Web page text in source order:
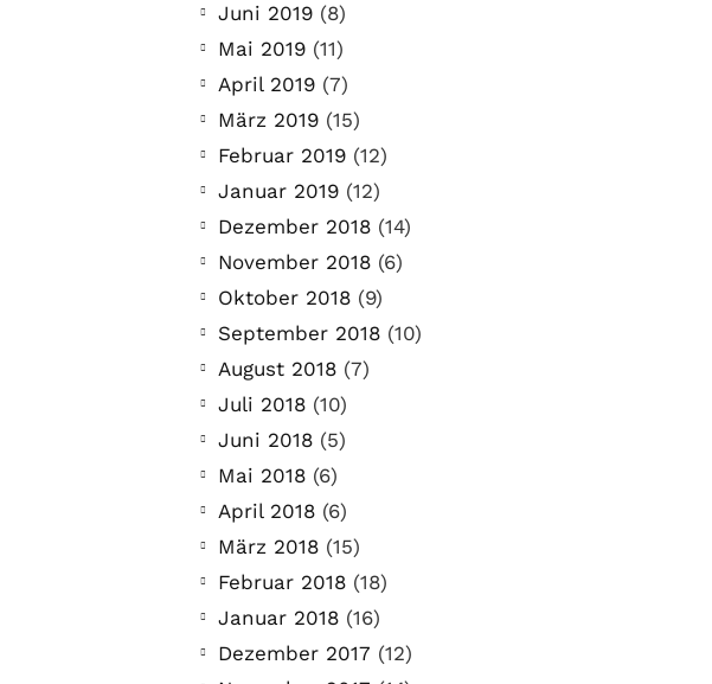
Juni 2019 (8)
Mai 2019 (11)
April 2019 (7)
März 2019 (15)
Februar 2019 (12)
Januar 2019 (12)
Dezember 2018 (14)
November 2018 (6)
Oktober 2018 (9)
September 2018 (10)
August 2018 (7)
Juli 2018 (10)
Juni 2018 (5)
Mai 2018 (6)
April 2018 (6)
März 2018 (15)
Februar 2018 (18)
Januar 2018 (16)
Dezember 2017 (12)